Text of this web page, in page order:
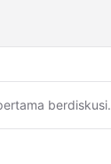
berdiskusi.